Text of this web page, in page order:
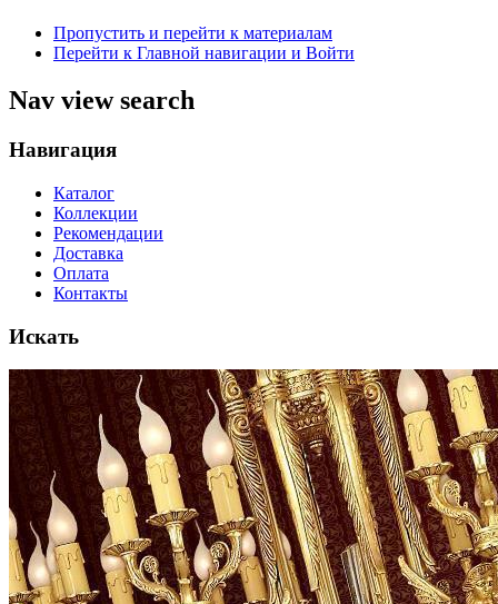
Пропустить и перейти к материалам
Перейти к Главной навигации и Войти
Nav view search
Навигация
Каталог
Коллекции
Рекомендации
Доставка
Оплата
Контакты
Искать